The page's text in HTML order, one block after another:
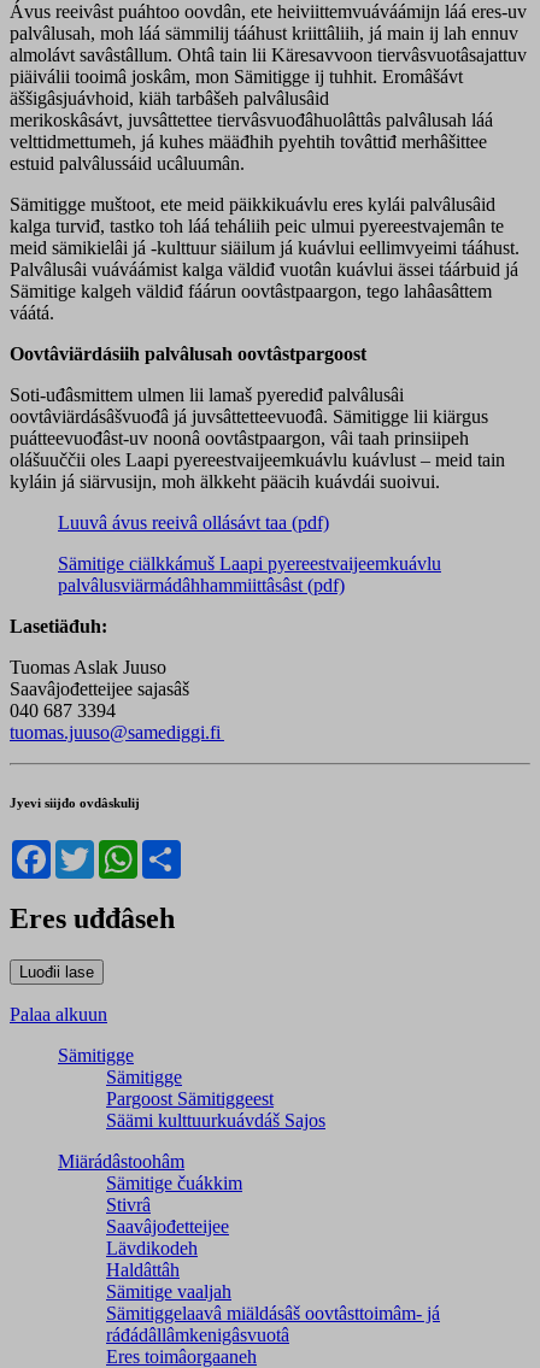
Ávus reeivâst puáhtoo oovdân, ete heiviittemvuáváámijn láá eres-uv
palvâlusah, moh láá sämmilij tááhust kriittâliih, já main ij lah ennuv
almolávt savâstâllum. Ohtâ tain lii Käresavvoon tiervâsvuotâsajattuv
piäiválii tooimâ joskâm, mon Sämitigge ij tuhhit. Eromâšávt
äššigâsjuávhoid, kiäh tarbâšeh palvâlusâid
merikoskâsávt, juvsâttettee tiervâsvuođâhuolâttâs palvâlusah láá
velttidmettumeh, já kuhes määđhih pyehtih tovâttiđ merhâšittee
estuid palvâlussáid ucâluumân.
Sämitigge muštoot, ete meid päikkikuávlu eres kylái palvâlusâid
kalga turviđ, tastko toh láá teháliih peic ulmui pyereestvajemân te
meid sämikielâi já -kulttuur siäilum já kuávlui eellimvyeimi tááhust.
Palvâlusâi vuáváámist kalga väldiđ vuotân kuávlui ässei táárbuid já
Sämitige kalgeh väldiđ fáárun oovtâstpaargon, tego lahâasâttem
váátá.
Oovtâviärdásiih palvâlusah oovtâstpargoost
Soti-uđâsmittem ulmen lii lamaš pyerediđ palvâlusâi
oovtâviärdásâšvuođâ já juvsâttetteevuođâ. Sämitigge lii kiärgus
puátteevuođâst-uv noonâ oovtâstpaargon, vâi taah prinsiipeh
olášuuččii oles Laapi pyereestvaijeemkuávlu kuávlust – meid tain
kyláin já siärvusijn, moh älkkeht pääcih kuávdái suoivui.
Luuvâ ávus reeivâ ollásávt taa (pdf)
Sämitige ciälkkámuš Laapi pyereestvaijeemkuávlu
palvâlusviärmádâhhammiittâsâst (pdf)
Lasetiäđuh:
Tuomas Aslak Juuso
Saavâjođetteijee sajasâš
040 687 3394
tuomas.juuso@samediggi.fi
Jyevi siijđo ovdâskulij
Facebook
TwitterWhatsApp
Eres uđđâseh
Palaa alkuun
Sämitigge
Sämitigge
Pargoost Sämitiggeest
Säämi kulttuurkuávdáš Sajos
Miärádâstoohâm
Sämitige čuákkim
Stivrâ
Saavâjođetteijee
Lävdikodeh
Haldâttâh
Sämitige vaaljah
Sämitiggelaavâ miäldásâš oovtâsttoimâm- já
ráđádâllâmkenigâsvuotâ
Eres toimâorgaaneh